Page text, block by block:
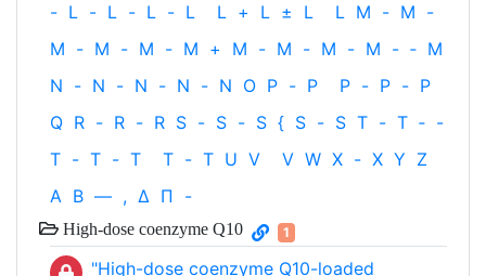
- L - L - L - L L + L ± L L M - M -
M - M - M - M + M - M - M - M - ‐ M
N - N - N - N - N O P - P P - P - P
Q R - R - R S - S - S { S - S T - T ‐ -
T - T - T T - T U V V W X - X Y Z
Α Β — , Δ Π -
High-dose coenzyme Q10 1
"High-dose coenzyme Q10-loaded